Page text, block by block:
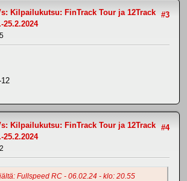
#3
Kilpailukutsu: FinTrack Tour ja 12Track
25.2.2024
#4
Kilpailukutsu: FinTrack Tour ja 12Track
25.2.2024
Fullspeed RC - 06.02.24 - klo: 20.55